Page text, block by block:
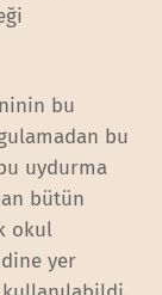
bu
bu
uydurma
bütün
okul
yer